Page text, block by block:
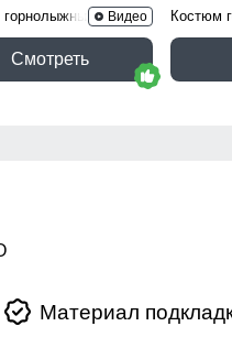
9517TS
Видео
Смотреть
Костюм
Материал